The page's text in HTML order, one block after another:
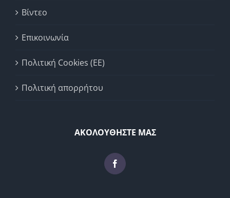
Βίντεο
Επικοινωνία
Πολιτική Cookies (ΕΕ)
Πολιτική απορρήτου
ΑΚΟΛΟΥΘΗΣΤΕ ΜΑΣ